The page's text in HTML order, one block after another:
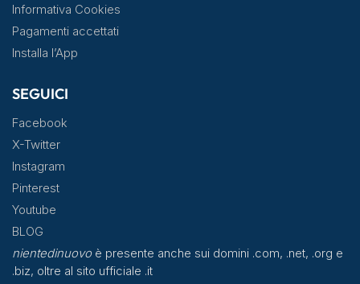
Informativa Cookies
Pagamenti accettati
Installa l’App
SEGUICI
Facebook
X-Twitter
Instagram
Pinterest
Youtube
BLOG
nientedinuovoè presente anche sui domini .com, .net, .org e
.biz, oltre al sito ufficiale .it